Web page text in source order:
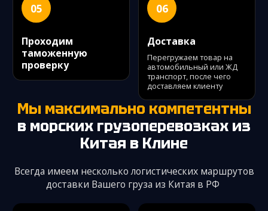
05
Проходим
таможенную
проверку
06
Доставка
Перегружаем товар на
автомобильный или ЖД
транспорт, после чего
доставляем клиенту
Мы максимально компетентны
в морских грузоперевозках из
Китая в Клине
Всегда имеем несколько логистических маршрутов
доставки Вашего груза из Китая в РФ